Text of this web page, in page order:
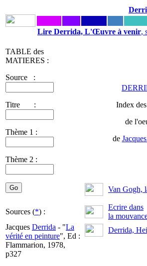
Lire Derrida, L'Œuvre à venir,
TABLE des
MATIERES :
Source :
Titre :
Thème 1 :
Thème 2 :
Index
de
de
Van Gogh,
Sources (*) :
Ecrire dans
la
Jacques Derrida - "La
vérité en peinture", Ed :
Flammarion, 1978,
p327
Derrida,